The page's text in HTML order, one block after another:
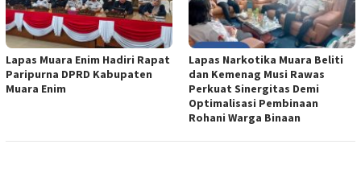
Lapas Muara Enim Hadiri Rapat
Paripurna DPRD Kabupaten
Muara Enim
Lapas Narkotika Muara Beliti
dan Kemenag Musi Rawas
Perkuat Sinergitas Demi
Optimalisasi Pembinaan
Rohani Warga Binaan